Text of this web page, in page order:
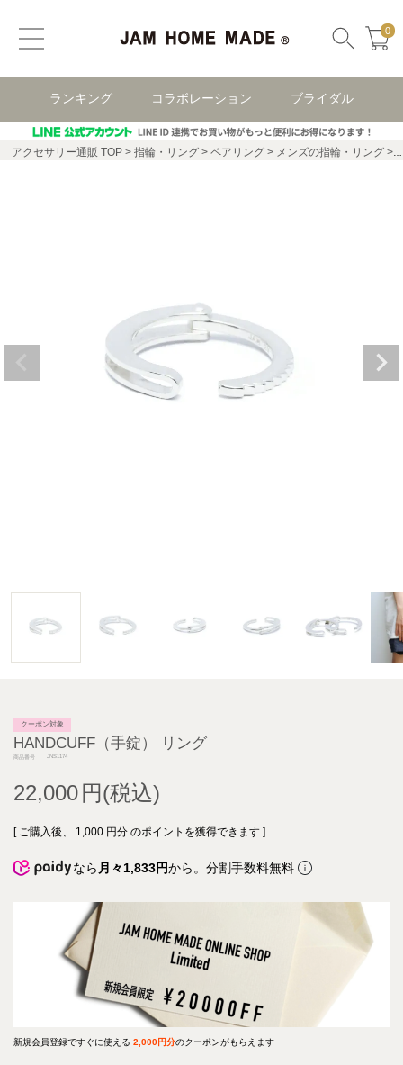
0
ランキング コラボレーション ブライダル
アクセサリー通販 TOP 指輪・リング ペアリング メンズの指輪・リング
クーポン対象
HANDCUFF（手錠） リング
商品番号 JNS1174
22,000
[ ご購入後、 1,000 円分 のポイントを獲得できます ]
なら 月々1,833円から。分割手数料無料
新規会員登録ですぐに使える 2,000円分のクーポンがもらえます